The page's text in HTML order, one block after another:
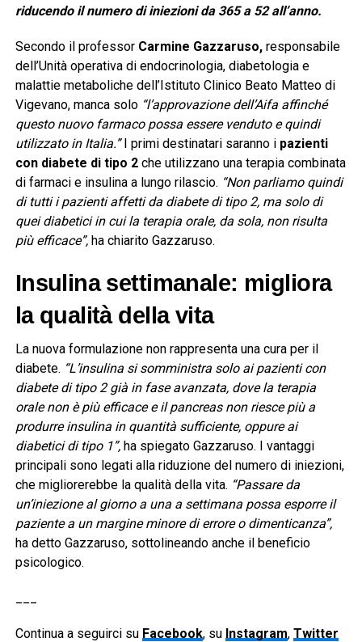
riducendo il numero di iniezioni da 365 a 52 all’anno.
Secondo il professor Carmine Gazzaruso,responsabile
dell’Unità operativa di endocrinologia, diabetologia e
malattie metaboliche dell’Istituto Clinico Beato Matteo di
Vigevano, manca solo“l’approvazione dell’Aifa affinché
questo nuovo farmaco possa essere venduto e quindi
utilizzato in Italia.”I primi destinatari saranno i pazienti
con diabete di tipo 2che utilizzano una terapia combinata
di farmaci e insulina a lungo rilascio. “Non parliamo quindi
di tutti i pazienti affetti da diabete di tipo 2, ma solo di
quei diabetici in cui la terapia orale, da sola, non risulta
più efficace”,ha chiarito Gazzaruso.
Insulina settimanale: migliora
la qualità della vita
La nuova formulazione non rappresenta una cura per il
diabete. “L’insulina si somministra solo ai pazienti con
diabete di tipo 2 già in fase avanzata, dove la terapia
orale non è più efficace e il pancreas non riesce più a
produrre insulina in quantità sufficiente, oppure ai
diabetici di tipo 1”,ha spiegato Gazzaruso. I vantaggi
principali sono legati alla riduzione del numero di iniezioni,
che migliorerebbe la qualità della vita. “Passare da
un’iniezione al giorno a una a settimana possa esporre il
paziente a un margine minore di errore o dimenticanza”,
ha detto Gazzaruso, sottolineando anche il beneficio
psicologico.
Continua a seguirci su Facebook, su Instagram, Twitter